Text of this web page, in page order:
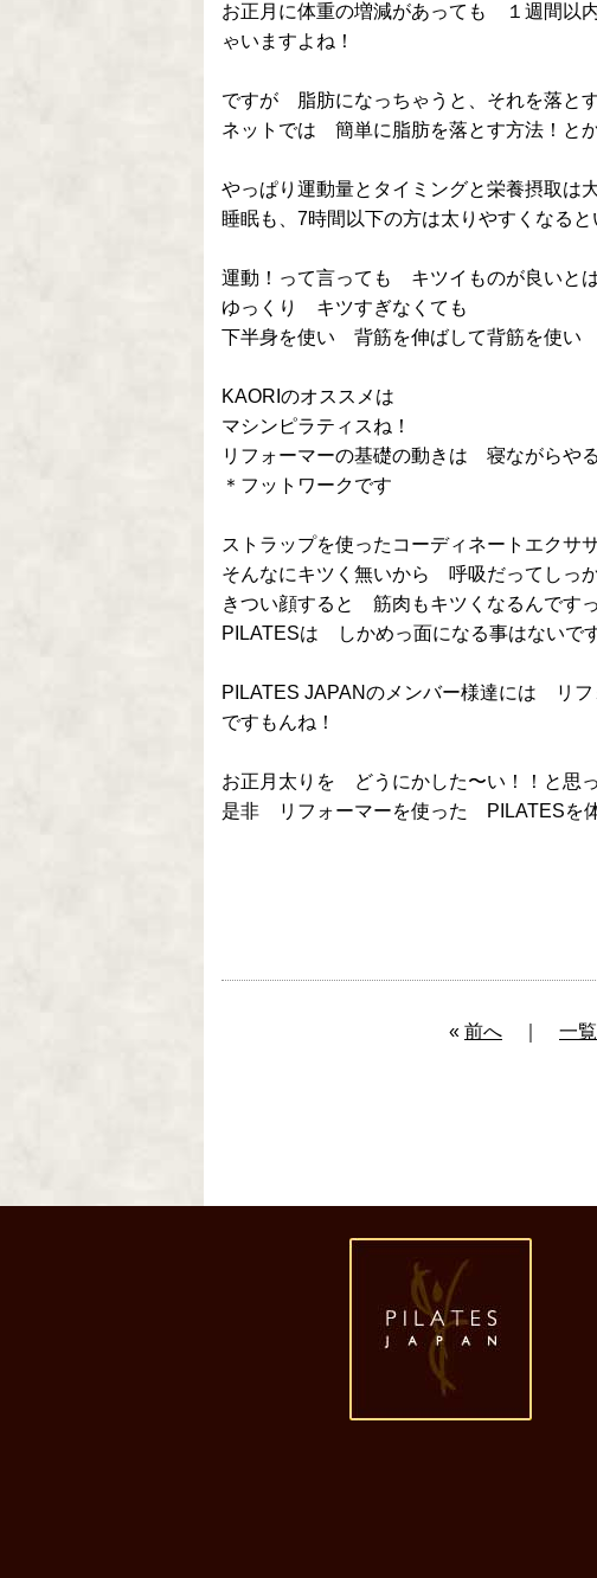
お正月に体重の増減があっても １週間以
ゃいますよね！
ですが 脂肪になっちゃうと、それを落と
ネットでは 簡単に脂肪を落とす方法！と
やっぱり運動量とタイミングと栄養摂取は
睡眠も、7時間以下の方は太りやすくなる
運動！って言っても キツイものが良いと
ゆっくり キツすぎなくても
下半身を使い 背筋を伸ばして背筋を使
KAORIのオススメは
マシンピラティスね！
リフォーマーの基礎の動きは 寝ながらや
＊フットワークです
ストラップを使ったコーディネートエクサ
そんなにキツく無いから 呼吸だってしっ
きつい顔すると 筋肉もキツくなるんですっ
PILATESは しかめっ面になる事はないで
PILATES JAPANのメンバー様達には リ
ですもんね！
お正月太りを どうにかした〜い！！と思
是非 リフォーマーを使った PILATESを
« 前へ 一